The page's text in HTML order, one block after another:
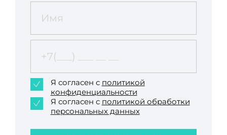
Я согласен с политикой
конфиденциальности
Я согласен с политикой обработки
персональных данных